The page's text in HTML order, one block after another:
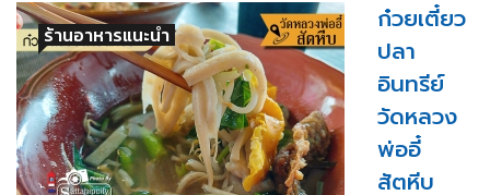
ร้านอาหารแนะนำ
ก๋วยเตี๋ยว
ปลา
อินทรีย์
วัดหลวง
พ่ออี๋
สัตหีบ